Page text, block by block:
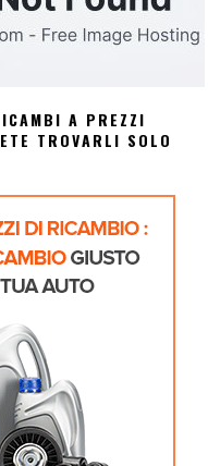
A PREZZI
TROVARLI SOLO